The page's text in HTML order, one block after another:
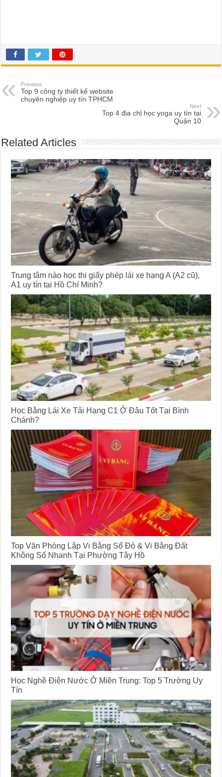
Previous
Top 9 công ty thiết kế website
chuyên nghiệp uy tín TPHCM
Next
Top 4 địa chỉ học yoga uy tín tại
Quận 10
Related Articles
Trung tâm nào học thi giấy phép lái xe hạng A (A2 cũ),
A1 uy tín tại Hồ Chí Minh?
Học Bằng Lái Xe Tải Hạng C1 Ở Đâu Tốt Tại Bình
Chánh?
Top Văn Phòng Lập Vi Bằng Sổ Đỏ & Vi Bằng Đất
Không Sổ Nhanh Tại Phường Tây Hồ
Học Nghề Điện Nước Ở Miền Trung: Top 5 Trường Uy
Tín